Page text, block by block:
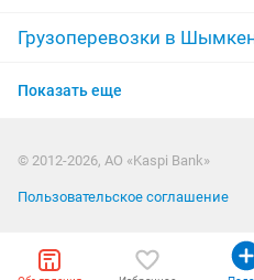
грузоперевозки мебели
услуги газели грузчиков
грузоперевозки газель
Грузоперевозки в
Грузоперевозки в Усть-
Грузоперевозки в Костанае
Грузоперевозки в
Показать еще
© 2012-2026, АО «Kaspi Bank»
Пользовательское соглашение